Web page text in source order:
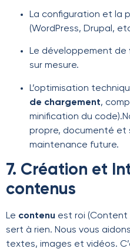
La configuration et la
(WordPress, Drupal,
Le développement de
sur mesure.
L’optimisation
de chargement,
minification du
propre, documenté et
maintenance future.
7. Création et
contenus
Le contenu est roi (Content
sert à rien. Nous vous
textes, images et vidéos.